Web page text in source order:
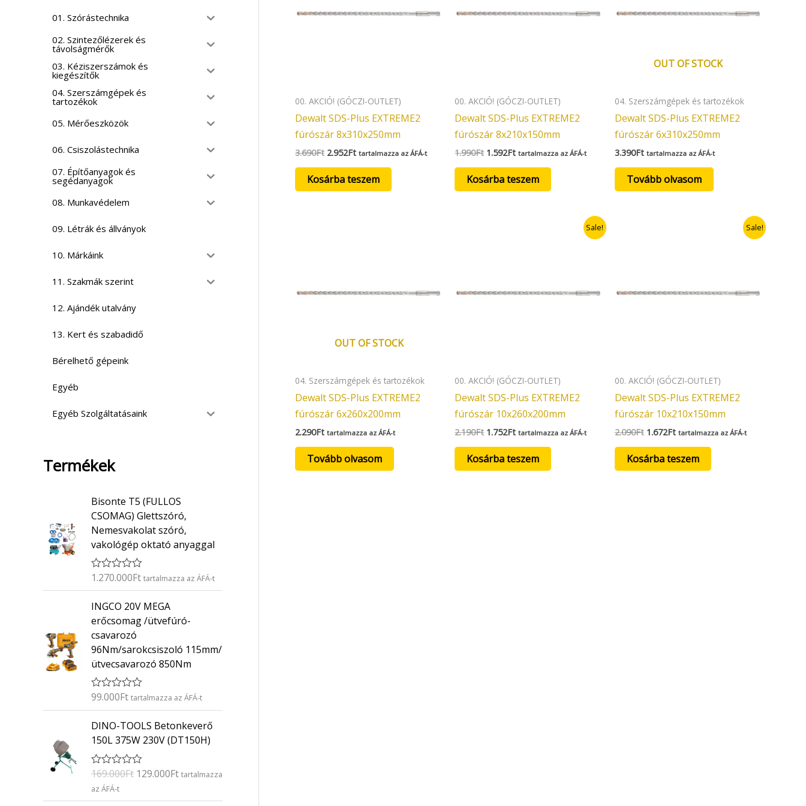
01. Szórástechnika
02. Szintezőlézerek és
távolságmérők
03. Kéziszerszámok és
kiegészítők
04. Szerszámgépek és
tartozékok
05. Mérőeszközök
06. Csiszolástechnika
07. Építőanyagok és
segédanyagok
08. Munkavédelem
09. Létrák és állványok
10. Márkáink
11. Szakmák szerint
12. Ajándék utalvány
13. Kert és szabadidő
Bérelhető gépeink
Egyéb
Egyéb Szolgáltatásaink
Termékek
Bisonte T5 (FULLOS
CSOMAG) Glettszóró,
Nemesvakolat szóró,
vakológép oktató anyaggal
É
é
e
l
é
s
:
/
5
1.270.000Ft tartalmazza az ÁFÁ-t
INGCO 20V MEGA
erőcsomag /ütvefúró-
csavarozó
96Nm/sarokcsiszoló 115mm/
ütvecsavarozó 850Nm
É
é
k
e
é
s
0
/
99.000Ft tartalmazza az ÁFÁ-t
DINO-TOOLS Betonkeverő
150L 375W 230V (DT150H)
É
t
é
169.000Ft
O
r
g
129.000Ft
C
u
etartalmazza
az ÁFÁ-t
00. AKCIÓ! (GÓCZI-OUTLET)
Dewalt SDS-Plus EXTREME2
fúrószár 8x310x250mm
3.690Ft 2.952Ft tartalmazza az ÁFÁ-t
Kosárba teszem
00. AKCIÓ! (GÓCZI-OUTLET)
Dewalt SDS-Plus EXTREME2
fúrószár 8x210x150mm
1.990Ft 1.592Ft tartalmazza az ÁFÁ-t
Kosárba teszem
OUT OF STOCK
04. Szerszámgépek és tartozékok
Dewalt SDS-Plus EXTREME2
fúrószár 6x310x250mm
3.390Ft tartalmazza az ÁFÁ-t
Tovább olvasom
OUT OF STOCK
04. Szerszámgépek és tartozékok
Dewalt SDS-Plus EXTREME2
fúrószár 6x260x200mm
2.290Ft tartalmazza az ÁFÁ-t
Tovább olvasom
Sale!
00. AKCIÓ! (GÓCZI-OUTLET)
Dewalt SDS-Plus EXTREME2
fúrószár 10x260x200mm
2.190Ft 1.752Ft tartalmazza az ÁFÁ-t
Kosárba teszem
Sale!
00. AKCIÓ! (GÓCZI-OUTLET)
Dewalt SDS-Plus EXTREME2
fúrószár 10x210x150mm
2.090Ft 1.672Ft tartalmazza az ÁFÁ-t
Kosárba teszem